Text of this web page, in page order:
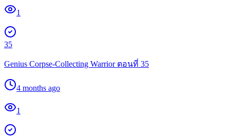
1
35
Genius Corpse-Collecting Warrior ตอนที่ 35
4 months ago
1